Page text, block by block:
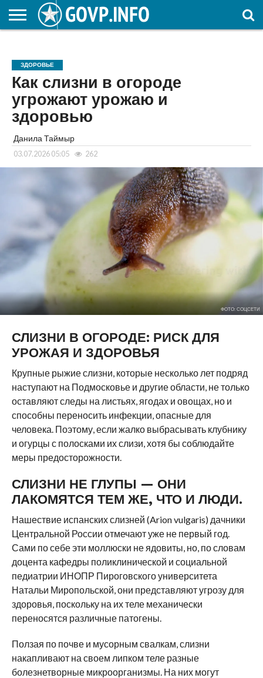
ОБРАЗОВАНИЕ
ЗДОРОВЬЕ
Как слизни в огороде
угрожают урожаю и
здоровью
Данила Таймыр
03.07.2026 05:05 262
ФОТО: СОЦСЕТИ
СЛИЗНИ В ОГОРОДЕ: РИСК ДЛЯ
УРОЖАЯ И ЗДОРОВЬЯ
Крупные рыжие слизни, которые несколько лет подряд
наступают на Подмосковье и другие области, не только
оставляют следы на листьях, ягодах и овощах, но и
способны переносить инфекции, опасные для
человека. Поэтому, если жалко выбрасывать клубнику
и огурцы с полосками их слизи, хотя бы соблюдайте
меры предосторожности.
СЛИЗНИ НЕ ГЛУПЫ — ОНИ
ЛАКОМЯТСЯ ТЕМ ЖЕ, ЧТО И ЛЮДИ.
Нашествие испанских слизней (Arion vulgaris) дачники
Центральной России отмечают уже не первый год.
Сами по себе эти моллюски не ядовиты, но, по словам
доцента кафедры поликлинической и социальной
педиатрии ИНОПР Пироговского университета
Натальи Миропольской, они представляют угрозу для
здоровья, поскольку на их теле механически
переносятся различные патогены.
Ползая по почве и мусорным свалкам, слизни
накапливают на своем липком теле разные
болезнетворные микроорганизмы. На них могут